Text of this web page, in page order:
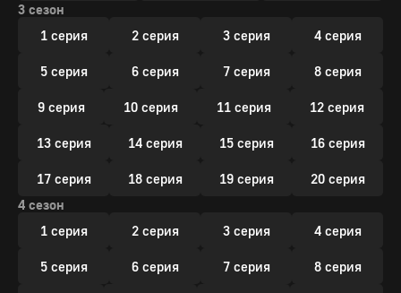
3 сезон
1 серия
2 серия 3 серия 4 серия
5 серия 6 серия 7 серия 8 серия
9 серия 10 серия 11 серия 12 серия
13 серия 14 серия 15 серия 16 серия
17 серия 18 серия 19 серия
20 серия
4 сезон
1 серия
2 серия 3 серия 4 серия
5 серия 6 серия 7 серия 8 серия